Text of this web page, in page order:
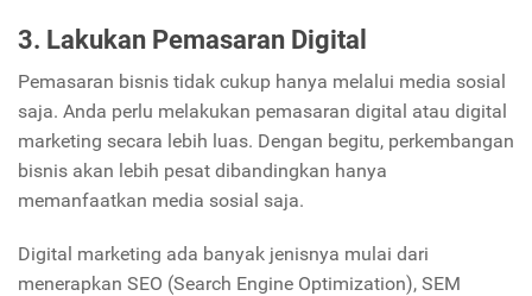
3. Lakukan Pemasaran Digital
Pemasaran bisnis tidak cukup hanya melalui media sosial
saja. Anda perlu melakukan pemasaran digital atau digital
marketing secara lebih luas. Dengan begitu, perkembangan
bisnis akan lebih pesat dibandingkan hanya
memanfaatkan media sosial saja.
Digital marketing ada banyak jenisnya mulai dari
menerapkan SEO (Search Engine Optimization), SEM